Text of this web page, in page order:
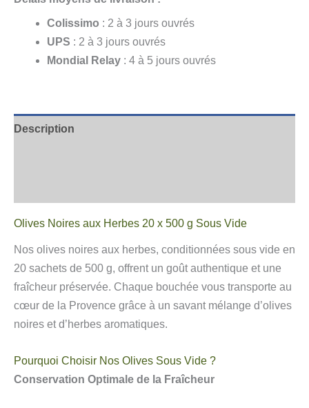
Colissimo : 2 à 3 jours ouvrés
UPS : 2 à 3 jours ouvrés
Mondial Relay : 4 à 5 jours ouvrés
Description
Olives Noires aux Herbes 20 x 500 g Sous Vide
Nos olives noires aux herbes, conditionnées sous vide en
20 sachets de 500 g, offrent un goût authentique et une
fraîcheur préservée. Chaque bouchée vous transporte au
cœur de la Provence grâce à un savant mélange d’olives
noires et d’herbes aromatiques.
Pourquoi Choisir Nos Olives Sous Vide ?
Conservation Optimale de la Fraîcheur